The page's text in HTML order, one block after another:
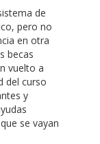
de
pero no
en otra
becas
vuelto a
del curso
y
se vayan